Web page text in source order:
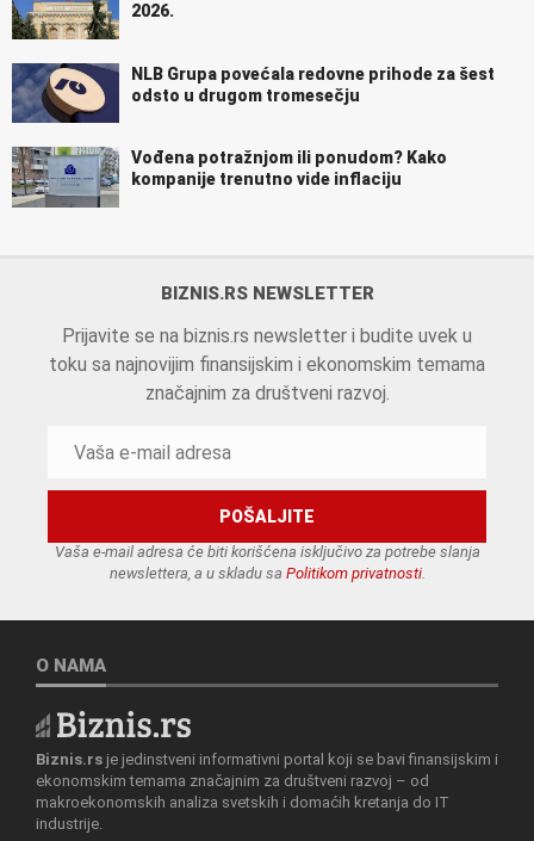
2026.
NLB Grupa povećala redovne prihode za šest
odsto u drugom tromesečju
Vođena potražnjom ili ponudom? Kako
kompanije trenutno vide inflaciju
BIZNIS.RS NEWSLETTER
Prijavite se na biznis.rs newsletter i budite uvek u
toku sa najnovijim finansijskim i ekonomskim temama
značajnim za društveni razvoj.
Vaša e-mail adresa će biti korišćena isključivo za potrebe slanja
newslettera, a u skladu sa Politikom privatnosti.
O NAMA
Biznis.rs je jedinstveni informativni portal koji se bavi finansijskim i
ekonomskim temama značajnim za društveni razvoj – od
makroekonomskih analiza svetskih i domaćih kretanja do IT
industrije.